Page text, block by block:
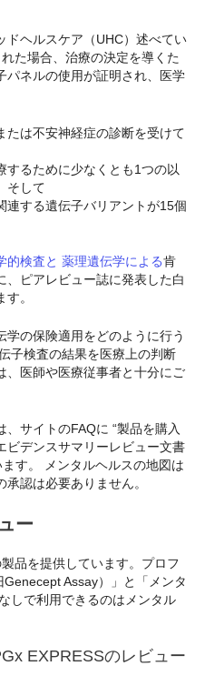
ヘルスケア（UHC）述べてい
た場合、治療の決定を導くた
パネルの使用が証明され、医学
たは不安神経症の診断を受けて
するために少なくとも1つの以
そして
連する遺伝子バリアントが15個
的検査と 薬理遺伝学による肯
、ピアレビュー誌に発表した白
。
学の保険適用をどのように行う
子検査の結果を医療上の判断
、医師や医療従事者と十分にご
サイトのFAQに “製品を購入
ビデンスサマリーレビュー文書
す。 メンタルヘルスの地図は
認は必要ありません。
ー
品を提供しています。プロフ
Assay）」と「メンタ
しで利用できるのはメンタル
EXPRESSのレビュー